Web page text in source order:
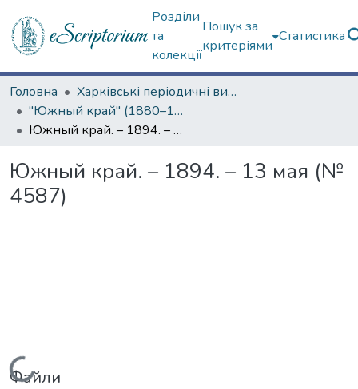
Розділи
та
колекції
Пошук за
критеріями
Статистика
Головна
Харківські періодичні видання
"Южный край" (1880–1919 гг.)
Южный край. – 1894. – 13 мая (№ 4587)
Южный край. – 1894. – 13 мая (№
4587)
Вантажиться...
Файли